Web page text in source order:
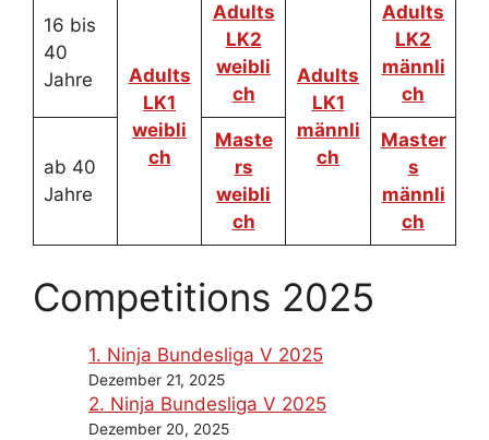
16 bis
40
Jahre
Adults
LK1
weibli
ch
Adults
LK2
weibli
ch
Adults
LK1
männli
ch
Adults
LK2
männli
ch
ab 40
Jahre
Maste
rs
weibli
ch
Master
s
männli
ch
Competitions 2025
1. Ninja Bundesliga V 2025
Dezember 21, 2025
2. Ninja Bundesliga V 2025
Dezember 20, 2025